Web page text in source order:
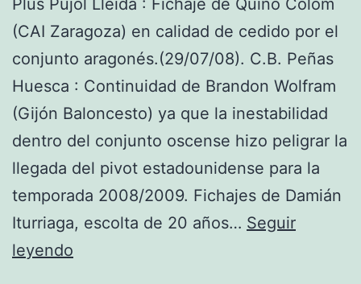
(CAI Zaragoza) en calidad de cedido por el
conjunto aragonés.(29/07/08). C.B. Peñas
Huesca : Continuidad de Brandon Wolfram
(Gijón Baloncesto) ya que la inestabilidad
dentro del conjunto oscense hizo peligrar la
llegada del pivot estadounidense para la
temporada 2008/2009. Fichajes de Damián
Iturriaga, escolta de 20 años… Seguir
leyendo